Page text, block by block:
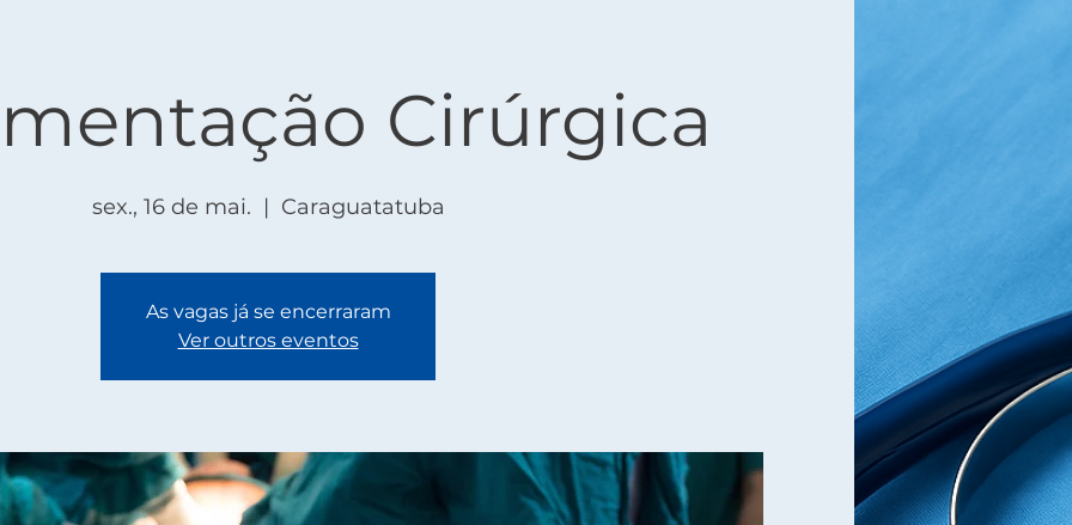
Cirúrgica
sex., 16 de mai.
  |
Caraguatatuba
As vagas já se encerraram
Ver outros eventos